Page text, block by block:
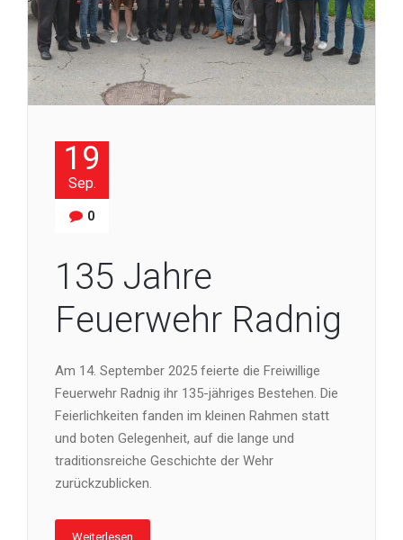
19
Sep.
0
135 Jahre
Feuerwehr Radnig
Am 14. September 2025 feierte die Freiwillige
Feuerwehr Radnig ihr 135-jähriges Bestehen. Die
Feierlichkeiten fanden im kleinen Rahmen statt
und boten Gelegenheit, auf die lange und
traditionsreiche Geschichte der Wehr
zurückzublicken.
Weiterlesen